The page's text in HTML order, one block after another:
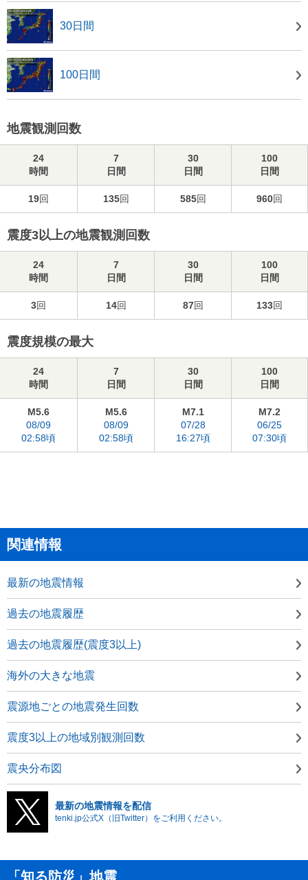
30日間
100日間
地震観測回数
24
時間
7
日間
30
日間
100
日間
19回 135回 585回 960回
震度3以上の地震観測回数
24
時間
7
日間
30
日間
100
日間
3回 14回 87回 133回
震度規模の最大
24
時間
7
日間
30
日間
100
日間
M5.6
08/09
02:58頃
M5.6
08/09
02:58頃
M7.1
07/28
16:27頃
M7.2
06/25
07:30頃
関連情報
最新の地震情報
過去の地震履歴
過去の地震履歴(震度3以上)
海外の大きな地震
震源地ごとの地震発生回数
震度3以上の地域別観測回数
震央分布図
最新の地震情報を配信
tenki.jp公式X（旧Twitter）をご利用ください。
「知る防災」地震